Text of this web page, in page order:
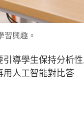
習興趣。
導學生保持分析
人工智能對比答